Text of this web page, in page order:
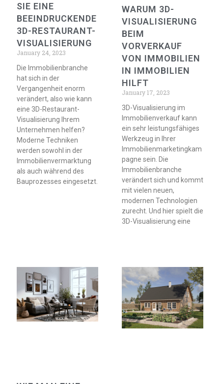
SIE EINE
BEEINDRUCKENDE
3D-RESTAURANT-
VISUALISIERUNG
January 24, 2023
Die Immobilienbranche
hat sich in der
Vergangenheit enorm
verändert, also wie kann
eine 3D-Restaurant-
Visualisierung Ihrem
Unternehmen helfen?
Moderne Techniken
werden sowohl in der
Immobilienvermarktung
als auch während des
Bauprozesses eingesetzt.
WARUM 3D-
VISUALISIERUNG
BEIM
VORVERKAUF
VON IMMOBILIEN
IN IMMOBILIEN
HILFT
January 17, 2023
3D-Visualisierung im
Immobilienverkauf kann
ein sehr leistungsfähiges
Werkzeug in Ihrer
Immobilienmarketingkam
pagne sein. Die
Immobilienbranche
verändert sich und kommt
mit vielen neuen,
modernen Technologien
zurecht. Und hier spielt die
3D-Visualisierung eine